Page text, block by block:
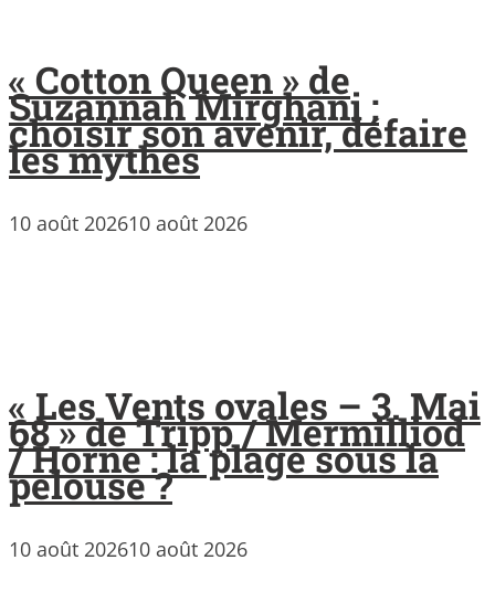
« Cotton Queen » de
Suzannah Mirghani :
choisir son avenir, défaire
les mythes
10 août 202610 août 2026
« Les Vents ovales – 3. Mai
68 » de Tripp / Mermilliod
/ Horne : la plage sous la
pelouse ?
10 août 202610 août 2026